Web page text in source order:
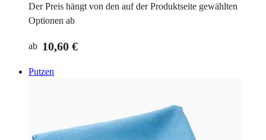
Der Preis hängt von den auf der Produktseite gewählten
Optionen ab
ab 10,60 €
Putzen